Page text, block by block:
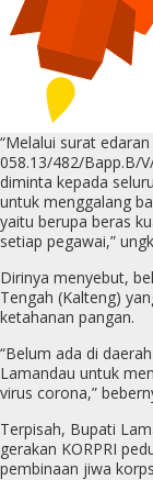
“Melalui surat
058.13/482/Bapp.B/
diminta kepada
untuk menggalang
yaitu berupa beras
setiap pegawai,”
Dirinya menyebut,
Tengah (Kalteng)
ketahanan pangan.
“Belum ada di
Lamandau untuk
virus corona,”
Terpisah, Bupati
gerakan KORPRI
pembinaan jiwa